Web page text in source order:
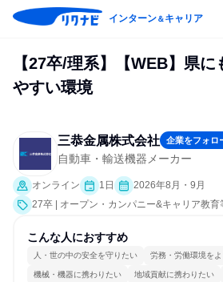
インターン＆キャリア
【27卒/理系】【WEB】県
やすい環境
三恭金属株式会社 企業をフォロ
自動車・輸送機器メーカー
オンライン 1日
2026年8月・9月
27卒 | オープン・カンパニー&キャリア教育
こんな人におすすめ
人・世の中の安全を守りたい 労務・労働環境を
機械・機器に携わりたい 地域貢献に携わりたい